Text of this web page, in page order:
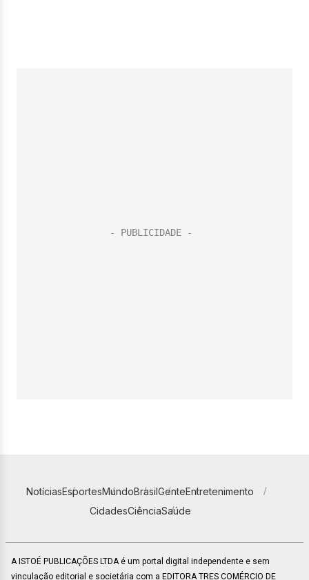
NotíciasEsportesMundoBrasilGenteEntretenimento
CidadesCiênciaSaúde
A ISTOÉ PUBLICAÇÕES LTDA é um portal digital independente e sem
vinculação editorial e societária com a EDITORA TRES COMÉRCIO DE